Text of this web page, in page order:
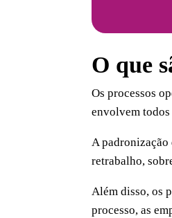
O que
Os processos
envolvem todos
A padronização
retrabalho,
Além disso, os
processo, as